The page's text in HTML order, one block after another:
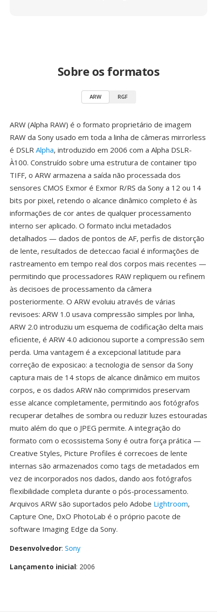
Sobre os formatos
ARW RGF
ARW (Alpha RAW) é o formato proprietário de imagem
RAW da Sony usado em toda a linha de câmeras mirrorless
é DSLR Alpha, introduzido em 2006 com a Alpha DSLR-
À100. Construído sobre uma estrutura de container tipo
TIFF, o ARW armazena a saída não processada dos
sensores CMOS Exmor é Exmor R/RS da Sony a 12 ou 14
bits por pixel, retendo o alcance dinâmico completo é às
informações de cor antes de qualquer processamento
interno ser aplicado. O formato inclui metadados
detalhados — dados de pontos de AF, perfis de distorção
de lente, resultados de deteccao facial é informações de
rastreamento em tempo real dos corpos mais recentes —
permitindo que processadores RAW repliquem ou refinem
às decisoes de processamento da câmera
posteriormente. O ARW evoluiu através de várias
revisoes: ARW 1.0 usava compressão simples por linha,
ARW 2.0 introduziu um esquema de codificação delta mais
eficiente, é ARW 4.0 adicionou suporte a compressão sem
perda. Uma vantagem é a excepcional latitude para
correção de exposicao: a tecnologia de sensor da Sony
captura mais de 14 stops de alcance dinâmico em muitos
corpos, e os dados ARW não comprimidos preservam
esse alcance completamente, permitindo aos fotógrafos
recuperar detalhes de sombra ou reduzir luzes estouradas
muito além do que o JPEG permite. A integração do
formato com o ecossistema Sony é outra força prática —
Creative Styles, Picture Profiles é correcoes de lente
internas são armazenados como tags de metadados em
vez de incorporados nos dados, dando aos fotógrafos
flexibilidade completa durante o pós-processamento.
Arquivos ARW são suportados pelo Adobe Lightroom,
Capture One, DxO PhotoLab é o próprio pacote de
software Imaging Edge da Sony.
Desenvolvedor: Sony
Lançamento inicial: 2006